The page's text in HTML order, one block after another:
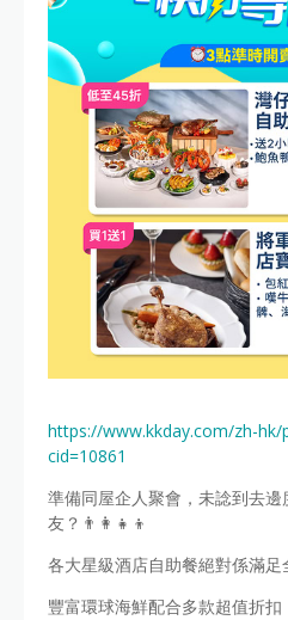
https://www.kkday.com/zh-hk/
cid=10861
準備同屋企人聚會，未諗到去
友？👨‍👩‍👧‍👦
各大星級酒店自助餐絕對係滿
豐富環球海鮮配合多款超值折